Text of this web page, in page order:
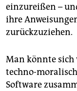
einzureißen –
ihre
zurückzuziehen.
Man könnte sich
techno-
Software